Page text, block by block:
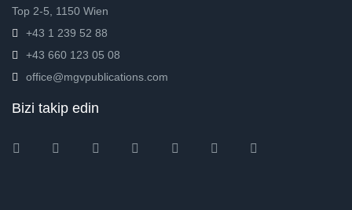
Top 2-5, 1150 Wien
+43 1 239 52 88
+43 660 123 05 08
office@mgvpublications.com
Bizi takip edin
InstagramFacebookTwitter Amazon Pinterest